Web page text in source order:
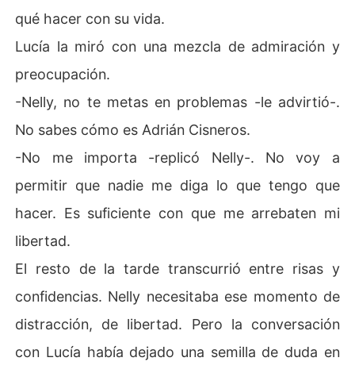
qué hacer con su vida.
Lucía la miró con una mezcla de admiración y
preocupación.
-Nelly, no te metas en problemas -le advirtió-.
No sabes cómo es Adrián Cisneros.
-No me importa -replicó Nelly-. No voy a
permitir que nadie me diga lo que tengo que
hacer. Es suficiente con que me arrebaten mi
libertad.
El resto de la tarde transcurrió entre risas y
confidencias. Nelly necesitaba ese momento de
distracción, de libertad. Pero la conversación
con Lucía había dejado una semilla de duda en